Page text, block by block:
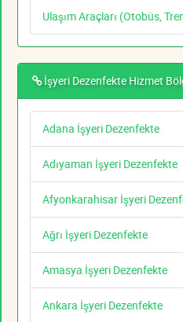
Ulaşım Araçları (Otobüs,
İşyeri Dezenfekte Hizmet
Adana İşyeri Dezenfekte
Adıyaman İşyeri Dezenfekte
Afyonkarahisar İşyeri
Ağrı İşyeri Dezenfekte
Amasya İşyeri Dezenfekte
Ankara İşyeri Dezenfekte